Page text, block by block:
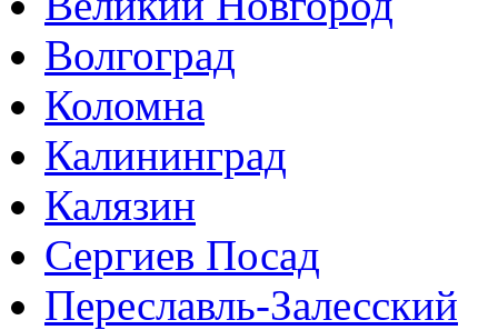
Волгоград
Коломна
Калининград
Калязин
Сергиев Посад
Переславль-Залесский